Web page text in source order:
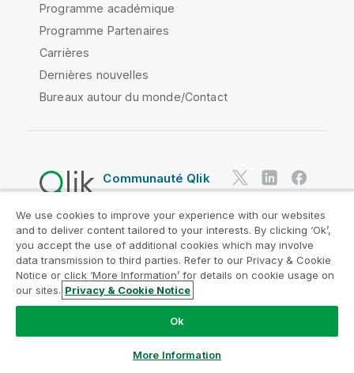
Programme académique
Programme Partenaires
Carrières
Dernières nouvelles
Bureaux autour du monde/Contact
Communauté Qlik
Contrats juridiques
Conditions d'utilisation des produits
Legal Policies
Conditions légales
Conditions d'utilisation
Marques
Do Not Share My Info
Copyright © 1993-2026 QlikTech International AB. Tous
We use cookies to improve your experience with our websites
and to deliver content tailored to your interests. By clicking ‘Ok’,
you accept the use of additional cookies which may involve
data transmission to third parties. Refer to our Privacy & Cookie
Notice or click ‘More Information’ for details on cookie usage on
our sites. Privacy & Cookie Notice
Ok
More Information